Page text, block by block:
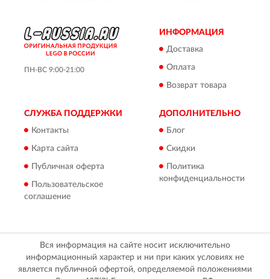
ПН-ВС 9:00-21:00
ИНФОРМАЦИЯ
Доставка
Оплата
Возврат товара
СЛУЖБА ПОДДЕРЖКИ
Контакты
Карта сайта
Публичная оферта
Пользовательское
соглашение
ДОПОЛНИТЕЛЬНО
Блог
Скидки
Политика
конфиденциальности
Вся информация на сайте носит исключительно
информационный характер и ни при каких условиях не
является публичной офертой, определяемой положениями